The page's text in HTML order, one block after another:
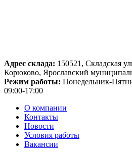
Адрес склада: 150521, Складская
Корюково, Ярославский
Режим работы: Понедельник-
09:00-17:00
О компании
Контакты
Новости
Условия работы
Вакансии